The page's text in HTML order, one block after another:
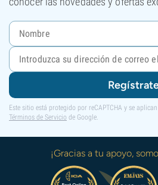
Este sitio está protegido por reCAPTCHA y se
Términos de Servicio de Google.
¡Gracias a tu apoyo,